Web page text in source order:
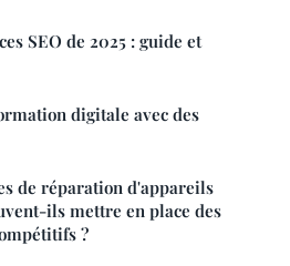
SEO de 2025 : guide et
digitale avec des
de réparation d'appareils
ils mettre en place des
?